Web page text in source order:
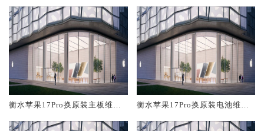
衡水苹果17Pro换原装主板维修
衡水苹果17Pro换原装电池维修